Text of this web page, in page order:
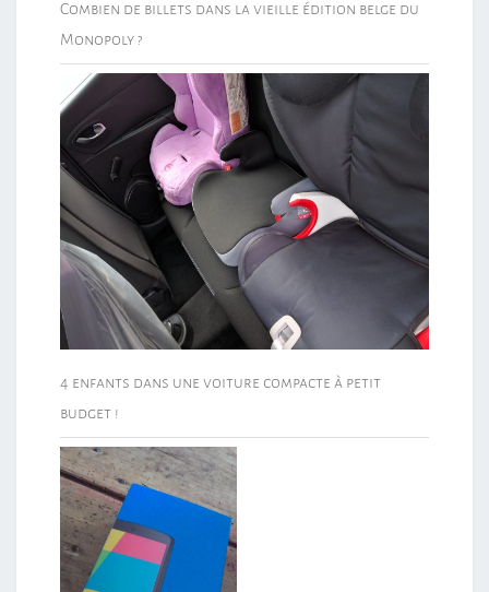
Combien de billets dans la vieille édition belge du
Monopoly ?
4 enfants dans une voiture compacte à petit
budget !